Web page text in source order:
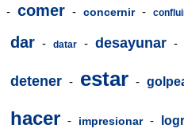
- comer - concernir -
dar - datar - desayunar -
detener - estar -
hacer - impresionar -